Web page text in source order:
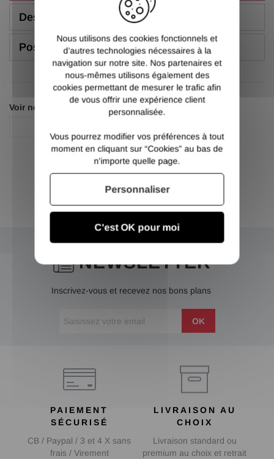
Description
Poser une question
Voir nos autres pages :
NEWSLETTER
Inscrivez-vous et recevez nos bons plans
OK
PAIEMENT
SÉCURISÉ
CB / Paypal / 3 et 4 X sans
frais / Virement
LIVRAISON AU
CHOIX
Livraison standard ou
premium au choix et retrait
Nous utilisons des cookies fonctionnels et
d’autres technologies nécessaires à la
navigation sur notre site. Nos partenaires et
nous-mêmes utilisons également des
cookies permettant de mesurer le trafic afin
de vous offrir une expérience client
personnalisée.
Vous pourrez modifier vos préférences à tout
moment en cliquant sur “Cookies” au bas de
n'importe quelle page.
C'est OK pour moi
Personnaliser